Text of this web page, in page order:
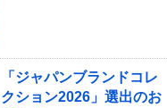
「ジャパンブランドコレ
クション2026」選出のお